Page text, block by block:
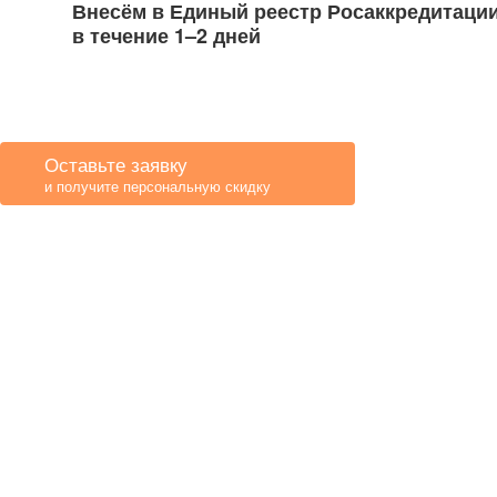
Внесём в Единый реестр
в течение 1–2 дней
Оставьте заявку
и получите персональную скидку